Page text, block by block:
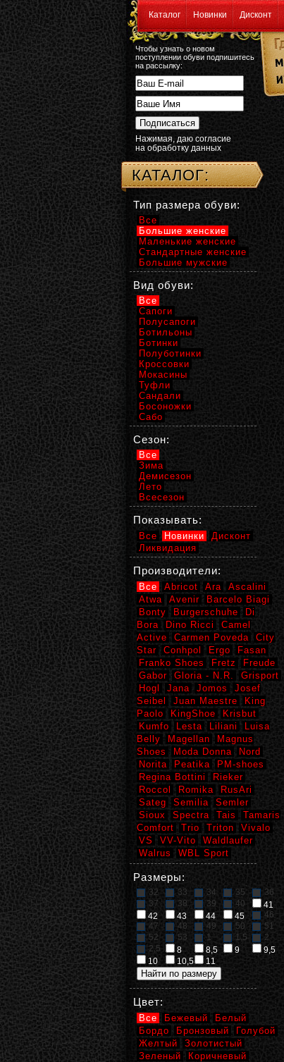
Каталог Новинки Дисконт
Чтобы узнать о новом
поступлении обуви подпишитесь
на рассылку:
Нажимая, даю согласие
на обработку данных
КАТАЛОГ:
Тип размера обуви:
Все
Большие женские
Маленькие женские
Стандартные женские
Большие мужские
Вид обуви:
Все
Сапоги
Полусапоги
Ботильоны
Ботинки
Полуботинки
Кроссовки
Мокасины
Туфли
Сандали
Босоножки
Сабо
Сезон:
Все
Зима
Демисезон
Лето
Всесезон
Показывать:
Все Новинки
Дисконт
Ликвидация
Производители:
Все Abricot Ara
Ascalini
Atwa
Avenir
Barcelo Biagi
Bonty
Burgerschuhe
Di
Bora
Dino Ricci
Camel
Active
Carmen Poveda
City
Star
Conhpol Ergo
Fasan
Franko Shoes
Fretz
Freude
Gabor
Gloria - N.R.
Grisport
Hogl
Jana Jomos
Josef
Seibel
Juan Maestre
King
Paolo
KingShoe
Krisbut
Kumfo
Lesta Liliani
Luisa
Belly
Magellan
Magnus
Shoes
Moda Donna
Nord
Norita
Peatika
PM-shoes
Regina Bottini
Rieker
Roccol
Romika
RusAri
Sateg
Semilia
Semler
Sioux
Spectra Tais
Tamaris
Comfort
Trio Triton
Vivalo
VS
VV-Vito
Waldlaufer
Walrus
WBL Sport
Размеры:
32 33 34 35
36
37
38 39 40
41
42
43 44 45
46
47
48 49 50
51
52
53 1 1,5
2
2,5
8 8,5 9
9,5
10
10,5 11
Цвет:
Все Бежевый
Белый
Бордо
Бронзовый
Голубой
Желтый
Золотистый
Зеленый
Коричневый